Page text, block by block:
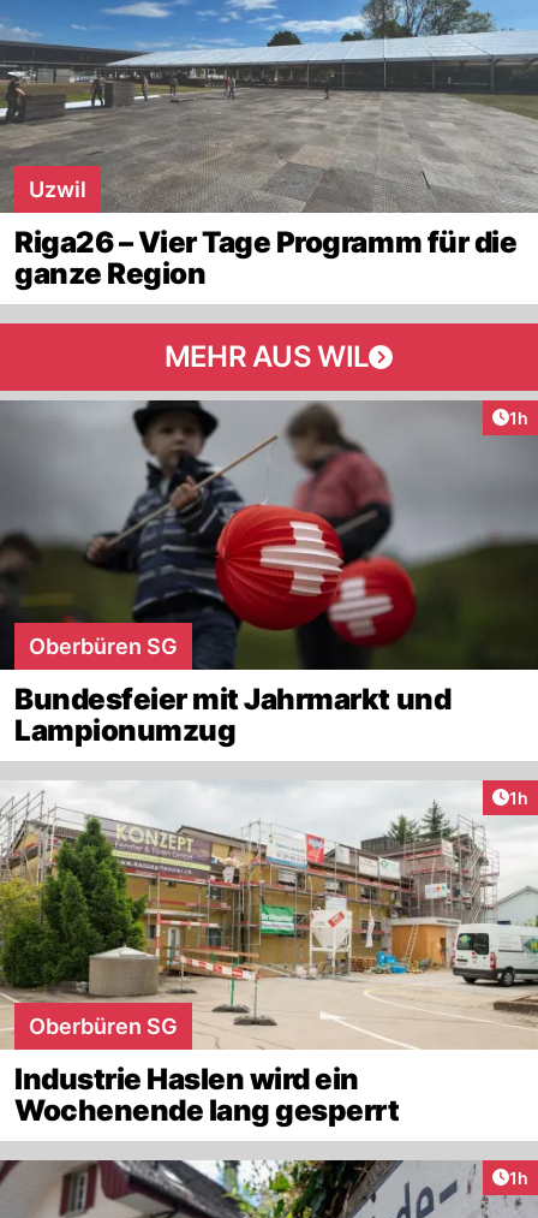
Uzwil
Riga26 – Vier Tage Programm für die
ganze Region
MEHR AUS WIL
1h
Oberbüren SG
Bundesfeier mit Jahrmarkt und
Lampionumzug
1h
Oberbüren SG
Industrie Haslen wird ein
Wochenende lang gesperrt
1h